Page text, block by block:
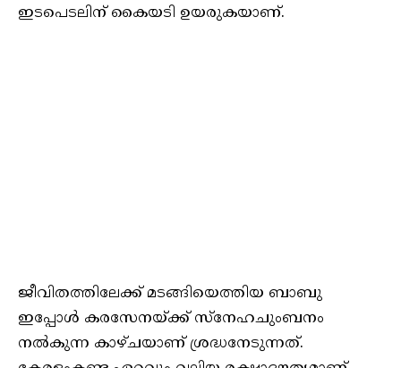
ഇടപെടലിന് കൈയടി ഉയരുകയാണ്.
ജീവിതത്തിലേക്ക് മടങ്ങിയെത്തിയ ബാബു
ഇപ്പോൾ കരസേനയ്ക്ക് സ്നേഹചുംബനം
നൽകുന്ന കാഴ്ചയാണ് ശ്രദ്ധനേടുന്നത്.